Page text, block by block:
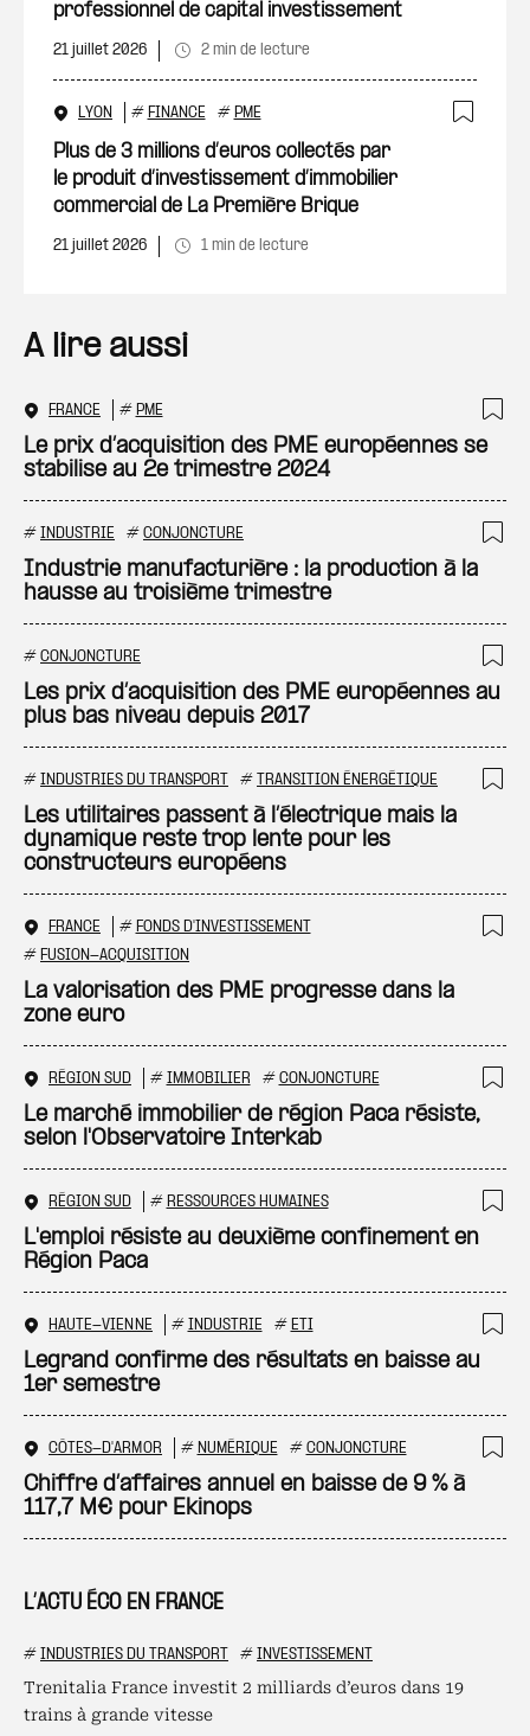
L’ACTU ÉCO EN FRANCE
# INDUSTRIES DU TRANSPORT # INVESTISSEMENT
Trenitalia France investit 2 milliards d’euros dans 19
trains à grande vitesse
professionnel de capital investissement
21 juillet 2026 2 min de lecture
LYON # FINANCE # PME
Plus de 3 millions d’euros collectés par
le produit d’investissement d’immobilier
commercial de La Première Brique
21 juillet 2026 1 min de lecture
A lire aussi
FRANCE # PME
Le prix d’acquisition des PME européennes se
stabilise au 2e trimestre 2024
# INDUSTRIE # CONJONCTURE
Industrie manufacturière : la production à la
hausse au troisième trimestre
# CONJONCTURE
Les prix d’acquisition des PME européennes au
plus bas niveau depuis 2017
# INDUSTRIES DU TRANSPORT # TRANSITION ÉNERGÉTIQUE
Les utilitaires passent à l’électrique mais la
dynamique reste trop lente pour les
constructeurs européens
FRANCE # FONDS D'INVESTISSEMENT
# FUSION-ACQUISITION
La valorisation des PME progresse dans la
zone euro
RÉGION SUD # IMMOBILIER # CONJONCTURE
Le marché immobilier de région Paca résiste,
selon l'Observatoire Interkab
RÉGION SUD # RESSOURCES HUMAINES
L'emploi résiste au deuxième confinement en
Région Paca
HAUTE-VIENNE # INDUSTRIE # ETI
Legrand confirme des résultats en baisse au
1er semestre
CÔTES-D'ARMOR # NUMÉRIQUE # CONJONCTURE
Chiffre d’affaires annuel en baisse de 9 % à
117,7 M€ pour Ekinops